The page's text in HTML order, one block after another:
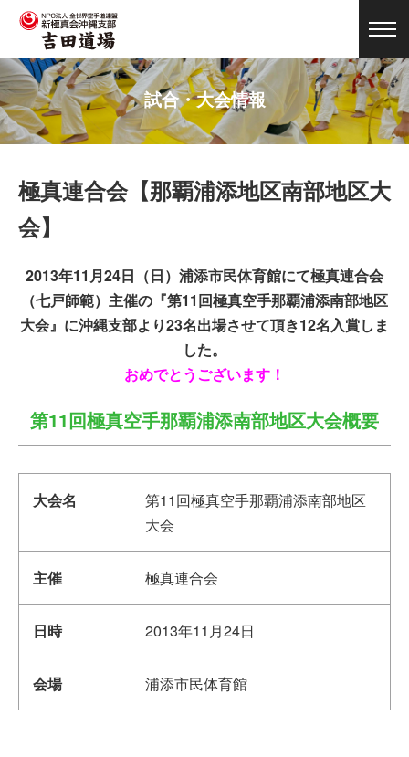
試合・大会情報
極真連合会【那覇浦添地区南部地区大
会】
2013年11月24日（日）浦添市民体育館にて極真連合会
（七戸師範）主催の『第11回極真空手那覇浦添南部地区
大会』に沖縄支部より23名出場させて頂き12名入賞しま
した。
おめでとうございます！
第11回極真空手那覇浦添南部地区大会概要
大会名
第11回極真空手那覇浦添南部地区
大会
主催 極真連合会
日時 2013年11月24日
会場 浦添市民体育館